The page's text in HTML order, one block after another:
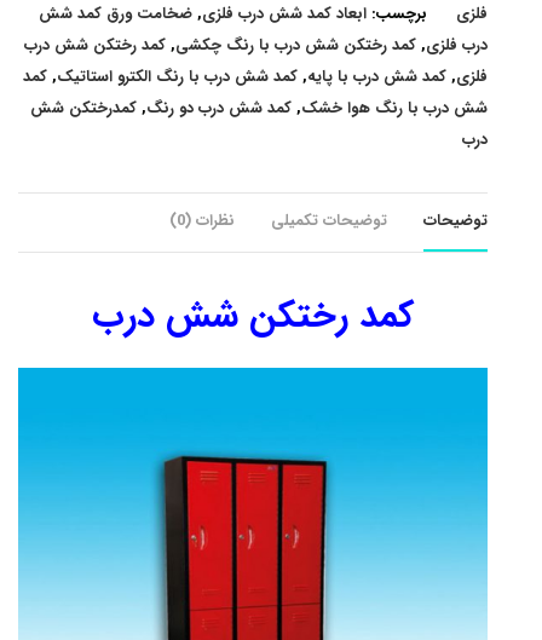
فلزی
برچسب: ابعاد کمد شش درب فلزی,ضخامت ورق کمد شش
درب فلزی,کمد رختکن شش درب با رنگ چکشی,کمد رختکن شش درب
فلزی,کمد شش درب با پایه,کمد شش درب با رنگ الکترو استاتیک,کمد
شش درب با رنگ هوا خشک,کمد شش درب دو رنگ,کمدرختکن شش
درب
توضیحات توضیحات تکمیلی نظرات (0)
کمد رختکن شش درب